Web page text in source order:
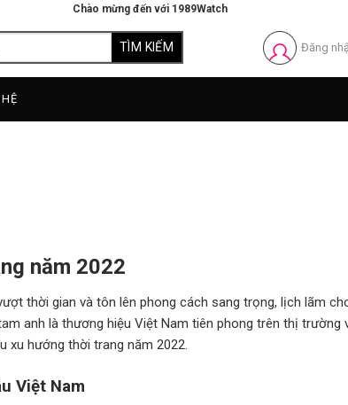
Chào mừng đến với 1989Watch
Đăng
năm 2022
thời gian và tôn lên phong cách sang trọng, lịch lãm
anh là thương hiệu Việt Nam tiên phong trên thị trường
xu hướng thời trang năm 2022.
Việt Nam